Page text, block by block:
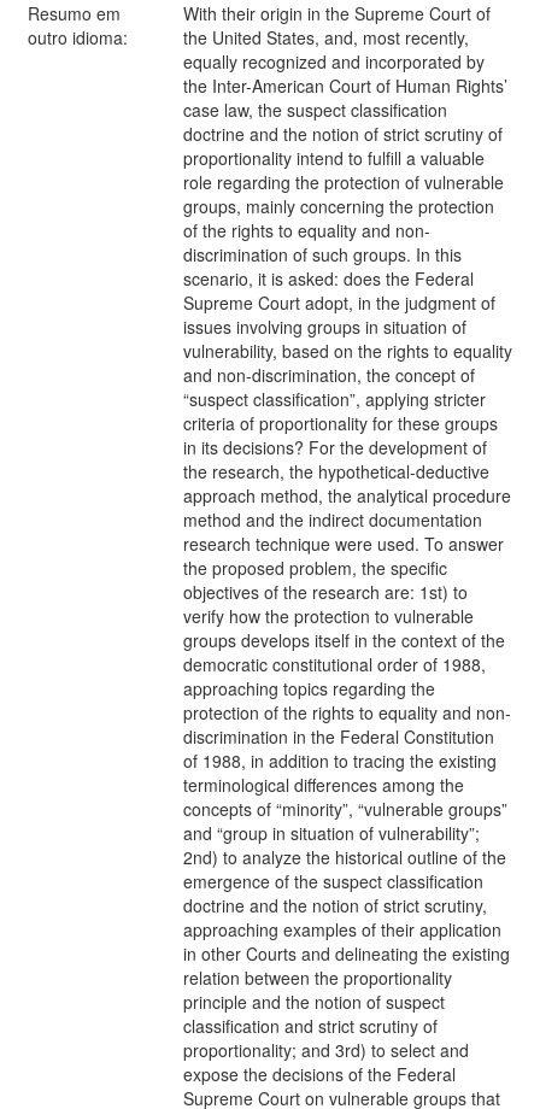
Resumo em
outro idioma:
With their origin in the Supreme Court of
the United States, and, most recently,
equally recognized and incorporated by
the Inter-American Court of Human Rights’
case law, the suspect classification
doctrine and the notion of strict scrutiny of
proportionality intend to fulfill a valuable
role regarding the protection of vulnerable
groups, mainly concerning the protection
of the rights to equality and non-
discrimination of such groups. In this
scenario, it is asked: does the Federal
Supreme Court adopt, in the judgment of
issues involving groups in situation of
vulnerability, based on the rights to equality
and non-discrimination, the concept of
“suspect classification”, applying stricter
criteria of proportionality for these groups
in its decisions? For the development of
the research, the hypothetical-deductive
approach method, the analytical procedure
method and the indirect documentation
research technique were used. To answer
the proposed problem, the specific
objectives of the research are: 1st) to
verify how the protection to vulnerable
groups develops itself in the context of the
democratic constitutional order of 1988,
approaching topics regarding the
protection of the rights to equality and non-
discrimination in the Federal Constitution
of 1988, in addition to tracing the existing
terminological differences among the
concepts of “minority”, “vulnerable groups”
and “group in situation of vulnerability”;
2nd) to analyze the historical outline of the
emergence of the suspect classification
doctrine and the notion of strict scrutiny,
approaching examples of their application
in other Courts and delineating the existing
relation between the proportionality
principle and the notion of suspect
classification and strict scrutiny of
proportionality; and 3rd) to select and
expose the decisions of the Federal
Supreme Court on vulnerable groups that